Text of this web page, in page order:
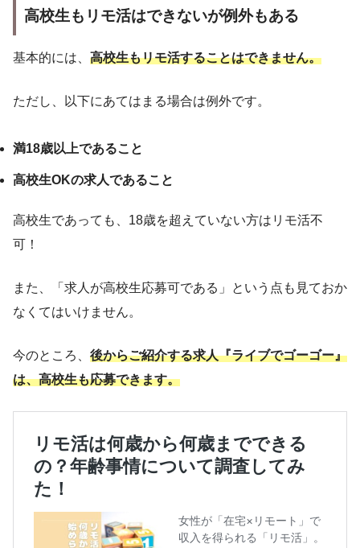
高校生もリモ活はできないが例外もある
基本的には、 高校生もリモ活することはできません。
ただし、以下にあてはまる場合は例外です。
満18歳以上であること
高校生OKの求人であること
高校生であっても、18歳を超えていない方はリモ活不
可！
また、「求人が高校生応募可である」という点も見ておか
なくてはいけません。
今のところ、 後からご紹介する求人『ライブでゴーゴー』
は、高校生も応募できます。